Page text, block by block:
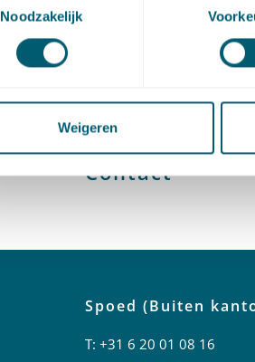
Noodzakelijk
Weigeren
Deel dit artikel via
Contact
Spoed (Buiten
T: +31 6 20 01 08 16